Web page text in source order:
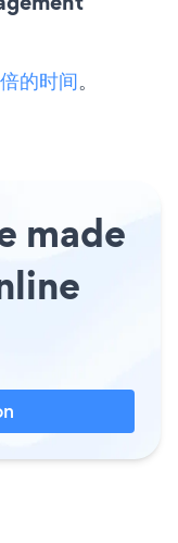
的时间。
made